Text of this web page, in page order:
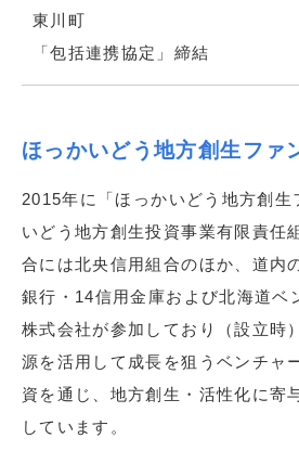
東川町
「包括連携協定」締結
ほっかいどう地方創生ファ
2015年に「ほっかいどう地方創生
いどう地方創生投資事業有限責任
合には北央信用組合のほか、道内
銀行・14信用金庫および北海道ベ
株式会社が参加しており（設立時
源を活用して成長を狙うベンチャ
資を通じ、地方創生・活性化に寄
しています。